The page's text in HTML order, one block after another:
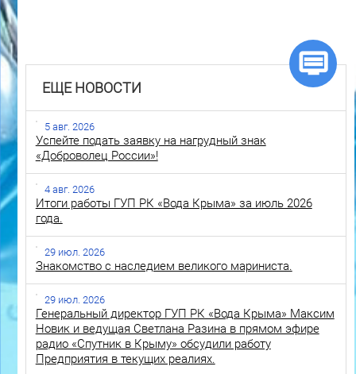
ЕЩЕ НОВОСТИ
5 авг. 2026
Успейте подать заявку на нагрудный знак
«Доброволец России»!
4 авг. 2026
Итоги работы ГУП РК «Вода Крыма» за июль 2026
года.
29 июл. 2026
Знакомство с наследием великого мариниста.
29 июл. 2026
Генеральный директор ГУП РК «Вода Крыма» Максим
Новик и ведущая Светлана Разина в прямом эфире
радио «Спутник в Крыму» обсудили работу
Предприятия в текущих реалиях.